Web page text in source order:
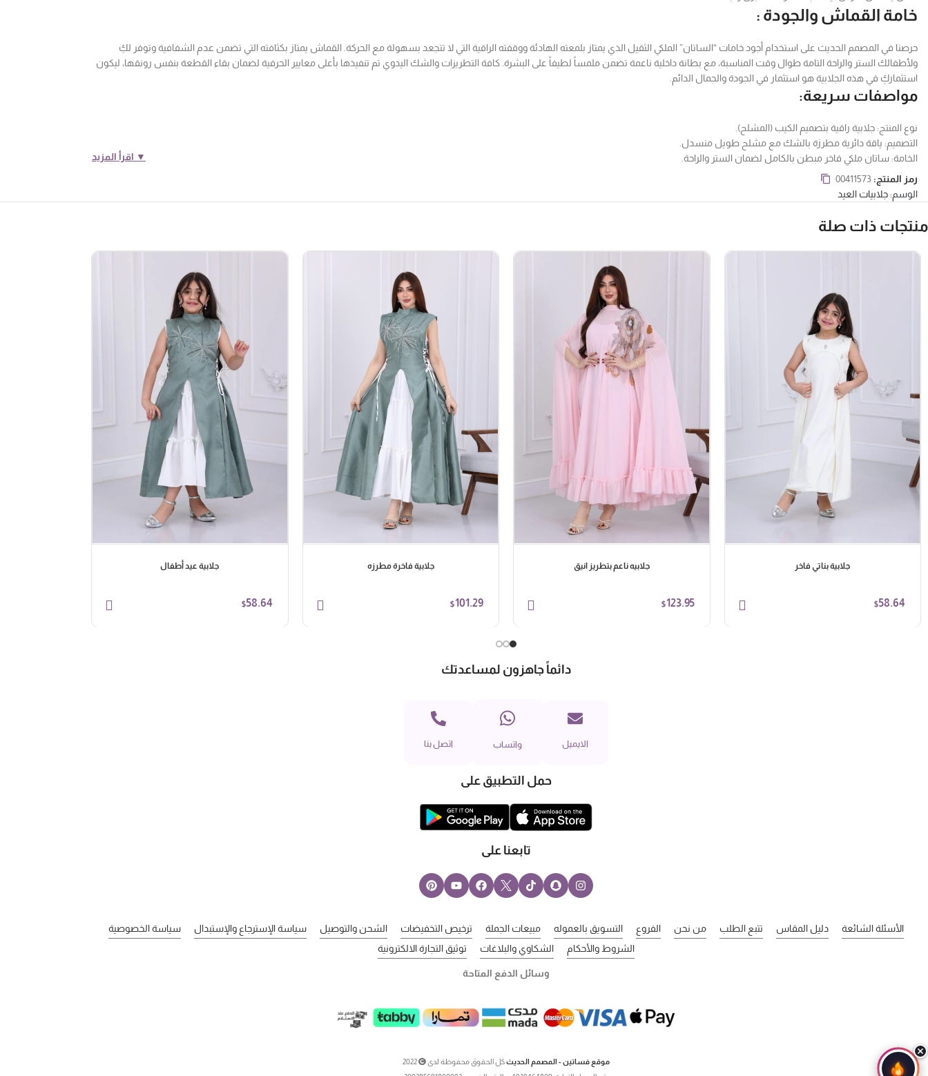
▼ اقرأ المزيد
خامة القماش والجودة :
حرصنا في المصمم الحديث على استخدام أجود خامات “الساتان” الملكي الثقيل الذي يمتاز بلمعته الهادئة ووقفته الراقية التي لا تتجعد بسهولة مع الحركة. القماش يمتاز بكثافته التي تضمن عدم الشفافية وتوفر لكِ
ولأطفالك الستر والراحة التامة طوال وقت المناسبة، مع بطانة داخلية ناعمة تضمن ملمساً لطيفاً على البشرة. كافة التطريزات والشك اليدوي تم تنفيذها بأعلى معايير الحرفية لضمان بقاء القطعة بنفس رونقها، ليكون
استثماركِ في هذه الجلابية هو استثمار في الجودة والجمال الدائم.
مواصفات سريعة:
نوع المنتج: جلابية راقية بتصميم الكيب (المشلح).
التصميم: ياقة دائرية مطرزة بالشك مع مشلح طويل منسدل.
الخامة: ساتان ملكي فاخر مبطن بالكامل لضمان الستر والراحة.
المناسبة: مثالية للغبقات الرمضانية، الأعياد، وموديلات “أم وبنت” المتطابقة
رمز المنتج: 00411573
الوسم:جلابيات العيد
منتجات ذات صلة
جلابية بناتي فاخر
$58.64
جلابيه ناعم بتطريز انيق
$123.95
جلابية فاخرة مطرزه
$101.29
جلابية عيد أطفال
$58.64
دائماً جاهزون لمساعدتك
الايميل واتساب اتصل بنا
حمل التطبيق على
تابعنا على
الأسئلة الشائعة دليل المقاس تتبع الطلب من نحن الفروع التسويق بالعموله مبيعات الجملة ترخيص التخفيضات الشحن والتوصيل سياسة الإسترجاع والإستبدال
سياسة الخصوصية
الشروط والأحكام
الشكاوي والبلاغات توثيق التجارة الالكترونية
وسائل الدفع المتاحة
موقع فساتين - المصمم الحديثكل الحقوق محفوظة لدى